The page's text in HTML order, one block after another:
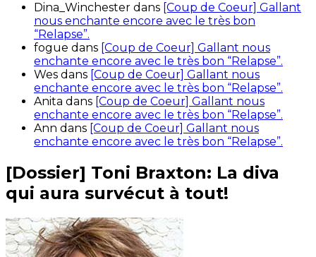
Dina_Winchester dans [Coup de Coeur] Gallant
nous enchante encore avec le très bon
“Relapse”.
fogue dans [Coup de Coeur] Gallant nous
enchante encore avec le très bon “Relapse”.
Wes dans [Coup de Coeur] Gallant nous
enchante encore avec le très bon “Relapse”.
Anita dans [Coup de Coeur] Gallant nous
enchante encore avec le très bon “Relapse”.
Ann dans [Coup de Coeur] Gallant nous
enchante encore avec le très bon “Relapse”.
[Dossier] Toni Braxton: La diva
qui aura survécut à tout!